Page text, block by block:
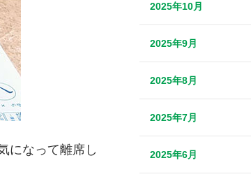
になって離席し
2025年10月
2025年9月
2025年8月
2025年7月
2025年6月